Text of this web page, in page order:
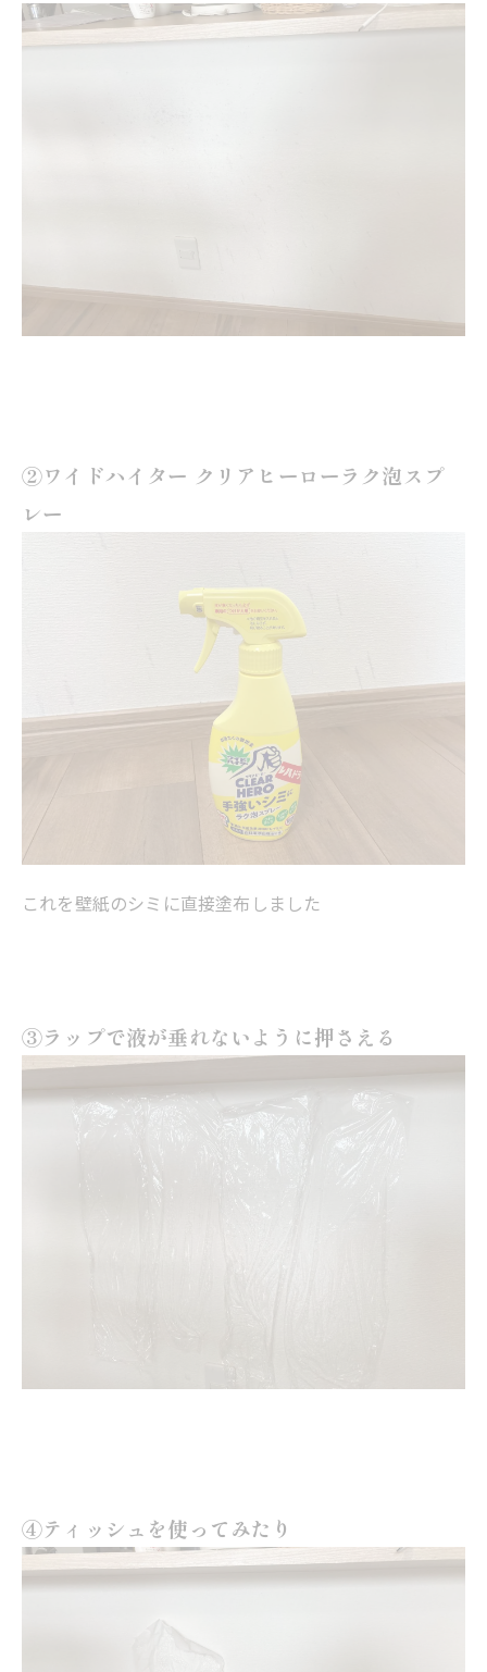
②ワイドハイター クリアヒーローラク泡スプ
レー
これを壁紙のシミに直接塗布しました
③ラップで液が垂れないように押さえる
④ティッシュを使ってみたり